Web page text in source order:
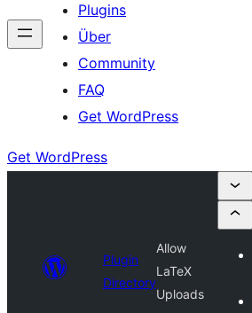
Plugins
Über
Community
FAQ
Get WordPress
Get WordPress
Plugin
Directory
Allow
LaTeX
Uploads